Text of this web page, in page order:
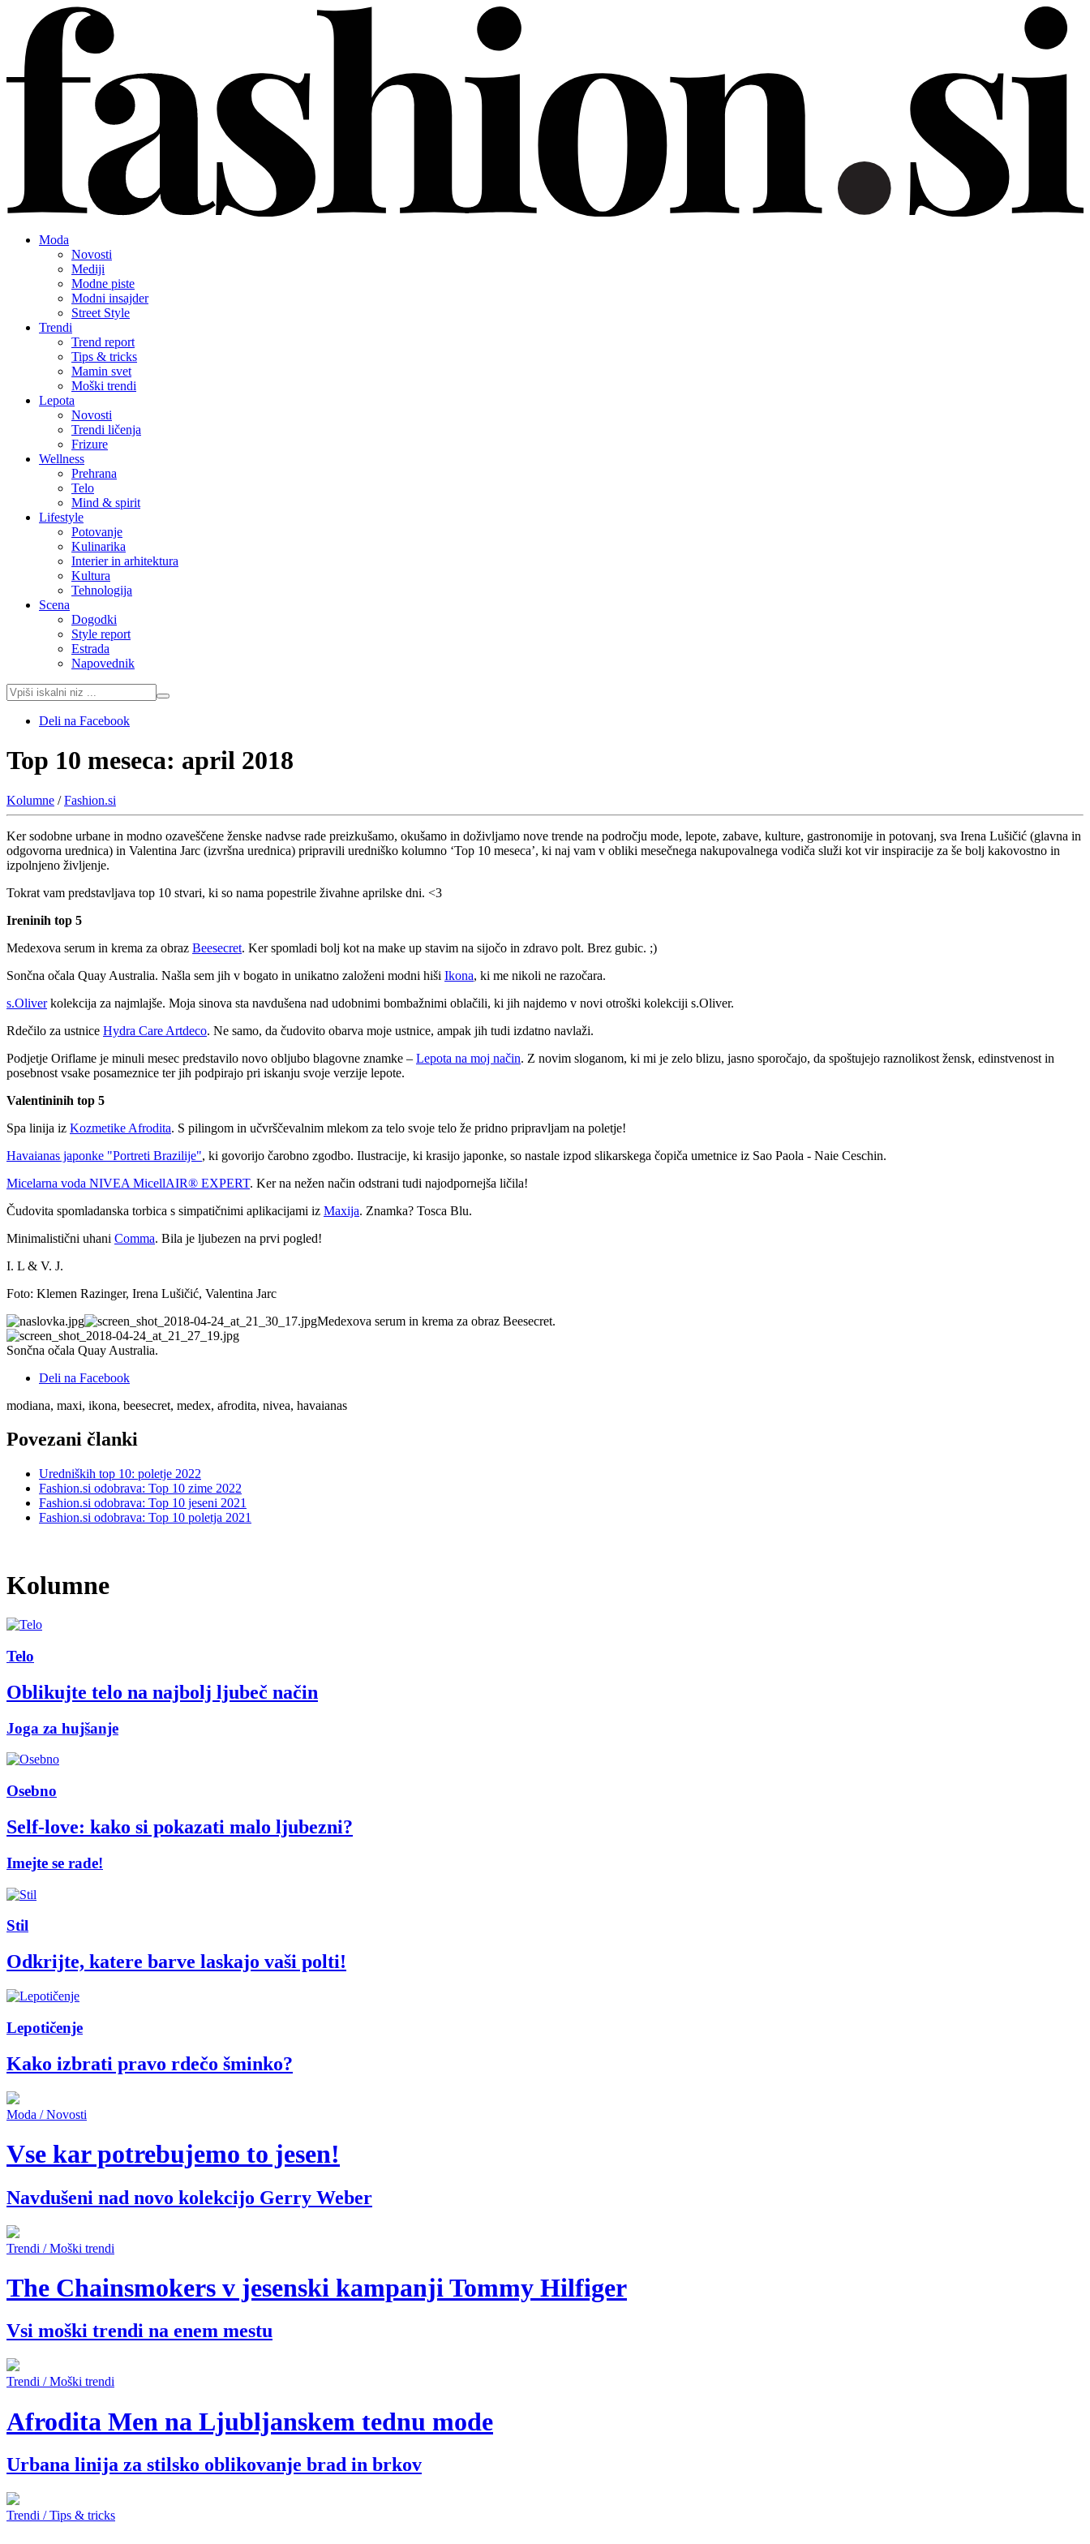
Moda
Novosti
Mediji
Modne piste
Modni insajder
Street Style
Trendi
Trend report
Tips & tricks
Mamin svet
Moški trendi
Lepota
Novosti
Trendi ličenja
Frizure
Wellness
Prehrana
Telo
Mind & spirit
Lifestyle
Potovanje
Kulinarika
Interier in arhitektura
Kultura
Tehnologija
Scena
Dogodki
Style report
Estrada
Napovednik
Deli na Facebook
Top 10 meseca: april 2018
Kolumne /Fashion.si
Ker sodobne urbane in modno ozaveščene ženske nadvse rade preizkušamo, okušamo in doživljamo nove trende na področju mode, lepote, zabave, kulture, gastronomije in potovanj, sva Irena Lušičić (glavna in
odgovorna urednica) in Valentina Jarc (izvršna urednica) pripravili uredniško kolumno ‘Top 10 meseca’, ki naj vam v obliki mesečnega nakupovalnega vodiča služi kot vir inspiracije za še bolj kakovostno in
izpolnjeno življenje.
Tokrat vam predstavljava top 10 stvari, ki so nama popestrile živahne aprilske dni. <3
Ireninih top 5
Medexova serum in krema za obraz Beesecret. Ker spomladi bolj kot na make up stavim na sijočo in zdravo polt. Brez gubic. ;)
Sončna očala Quay Australia. Našla sem jih v bogato in unikatno založeni modni hiši Ikona, ki me nikoli ne razočara.
s.Oliverkolekcija za najmlajše. Moja sinova sta navdušena nad udobnimi bombažnimi oblačili, ki jih najdemo v novi otroški kolekciji s.Oliver.
Rdečilo za ustnice Hydra Care Artdeco. Ne samo, da čudovito obarva moje ustnice, ampak jih tudi izdatno navlaži.
Podjetje Oriflame je minuli mesec predstavilo novo obljubo blagovne znamke – Lepota na moj način. Z novim sloganom, ki mi je zelo blizu, jasno sporočajo, da spoštujejo raznolikost žensk, edinstvenost in
posebnost vsake posameznice ter jih podpirajo pri iskanju svoje verzije lepote.
Valentininih top 5
Spa linija iz Kozmetike Afrodita. S pilingom in učvrščevalnim mlekom za telo svoje telo že pridno pripravljam na poletje!
Havaianas japonke "Portreti Brazilije", ki govorijo čarobno zgodbo. Ilustracije, ki krasijo japonke, so nastale izpod slikarskega čopiča umetnice iz Sao Paola - Naie Ceschin.
Micelarna voda NIVEA MicellAIR® EXPERT. Ker na nežen način odstrani tudi najodpornejša ličila!
Čudovita spomladanska torbica s simpatičnimi aplikacijami iz Maxija. Znamka? Tosca Blu.
Minimalistični uhani Comma. Bila je ljubezen na prvi pogled!
I. L & V. J.
Foto: Klemen Razinger, Irena Lušičić, Valentina Jarc
Medexova serum in krema za obraz Beesecret.
Sončna očala Quay Australia.
Deli na Facebook
modiana, maxi, ikona, beesecret, medex, afrodita, nivea, havaianas
Povezani članki
Uredniških top 10: poletje 2022
Fashion.si odobrava: Top 10 zime 2022
Fashion.si odobrava: Top 10 jeseni 2021
Fashion.si odobrava: Top 10 poletja 2021
Kolumne
Telo
Oblikujte telo na najbolj ljubeč način
Joga za hujšanje
Osebno
Self-love: kako si pokazati malo ljubezni?
Imejte se rade!
Stil
Odkrijte, katere barve laskajo vaši polti!
Lepotičenje
Kako izbrati pravo rdečo šminko?
Moda / Novosti
Vse kar potrebujemo to jesen!
Navdušeni nad novo kolekcijo Gerry Weber
Trendi / Moški trendi
The Chainsmokers v jesenski kampanji Tommy Hilfiger
Vsi moški trendi na enem mestu
Trendi / Moški trendi
Afrodita Men na Ljubljanskem tednu mode
Urbana linija za stilsko oblikovanje brad in brkov
Trendi / Tips & tricks